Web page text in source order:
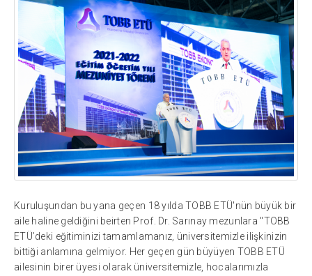
Kuruluşundan bu yana geçen 18 yılda TOBB ETÜ'nün büyük bir
aile haline geldiğini beirten Prof. Dr. Sarınay mezunlara "TOBB
ETÜ’deki eğitiminizi tamamlamanız, üniversitemizle ilişkinizin
bittiği anlamına gelmiyor. Her geçen gün büyüyen TOBB ETÜ
ailesinin birer üyesi olarak üniversitemizle, hocalarımızla